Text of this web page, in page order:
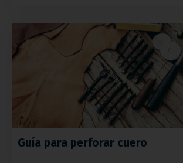
Guía para perforar cuero